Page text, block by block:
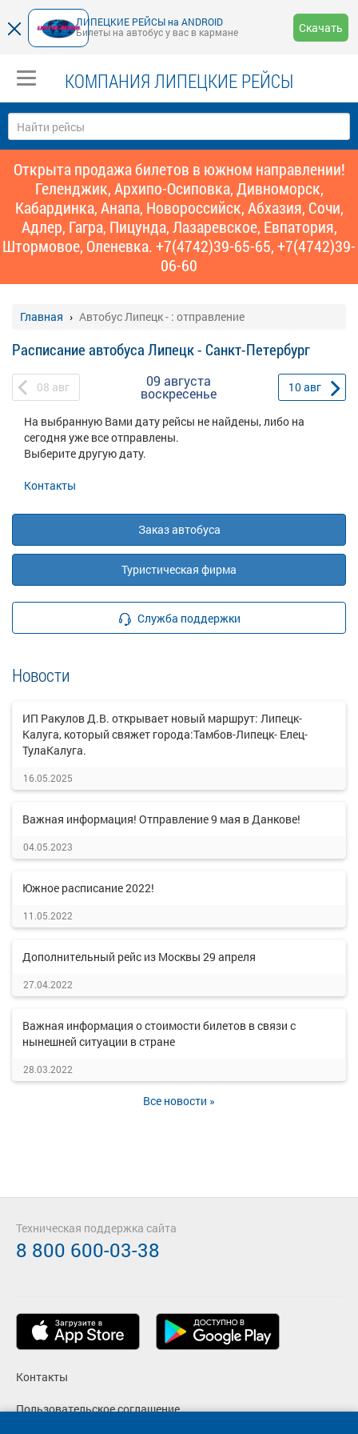
ЛИПЕЦКИЕ РЕЙСЫ на ANDROID
Билеты на автобус у вас в кармане
Скачать
КОМПАНИЯ ЛИПЕЦКИЕ РЕЙСЫ
Открыта продажа билетов в южном направлении!
Геленджик, Архипо-Осиповка, Дивноморск,
Кабардинка, Анапа, Новороссийск, Абхазия, Сочи,
Адлер, Гагра, Пицунда, Лазаревское, Евпатория,
Штормовое, Оленевка. +7(4742)39-65-65, +7(4742)39-
06-60
Главная Автобус Липецк - : отправление
Расписание автобуса Липецк - Санкт-Петербург
08 авг 09 августа
воскресенье 10авг
На выбранную Вами дату рейсы не найдены, либо на
сегодня уже все отправлены.
Выберите другую дату.
Контакты
Заказ автобуса
Туристическая фирма
Служба поддержки
Новости
ИП Ракулов Д.В. открывает новый маршрут: Липецк-
Калуга, который свяжет города:Тамбов-Липецк- Елец-
ТулаКалуга.
16.05.2025
Важная информация! Отправление 9 мая в Данкове!
04.05.2023
Южное расписание 2022!
11.05.2022
Дополнительный рейс из Москвы 29 апреля
27.04.2022
Важная информация о стоимости билетов в связи с
нынешней ситуации в стране
28.03.2022
Все новости »
Контакты
Пользовательское соглашение
Техническая поддержка сайта
8 800 600-03-38